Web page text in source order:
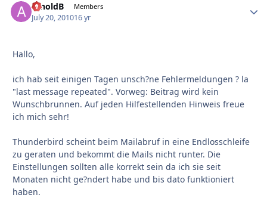
arnoldB Members
July 20, 201016 yr
Hallo,
ich hab seit einigen Tagen unsch?ne Fehlermeldungen ? la
"last message repeated". Vorweg: Beitrag wird kein
Wunschbrunnen. Auf jeden Hilfestellenden Hinweis freue
ich mich sehr!
Thunderbird scheint beim Mailabruf in eine Endlosschleife
zu geraten und bekommt die Mails nicht runter. Die
Einstellungen sollten alle korrekt sein da ich sie seit
Monaten nicht ge?ndert habe und bis dato funktioniert
haben.